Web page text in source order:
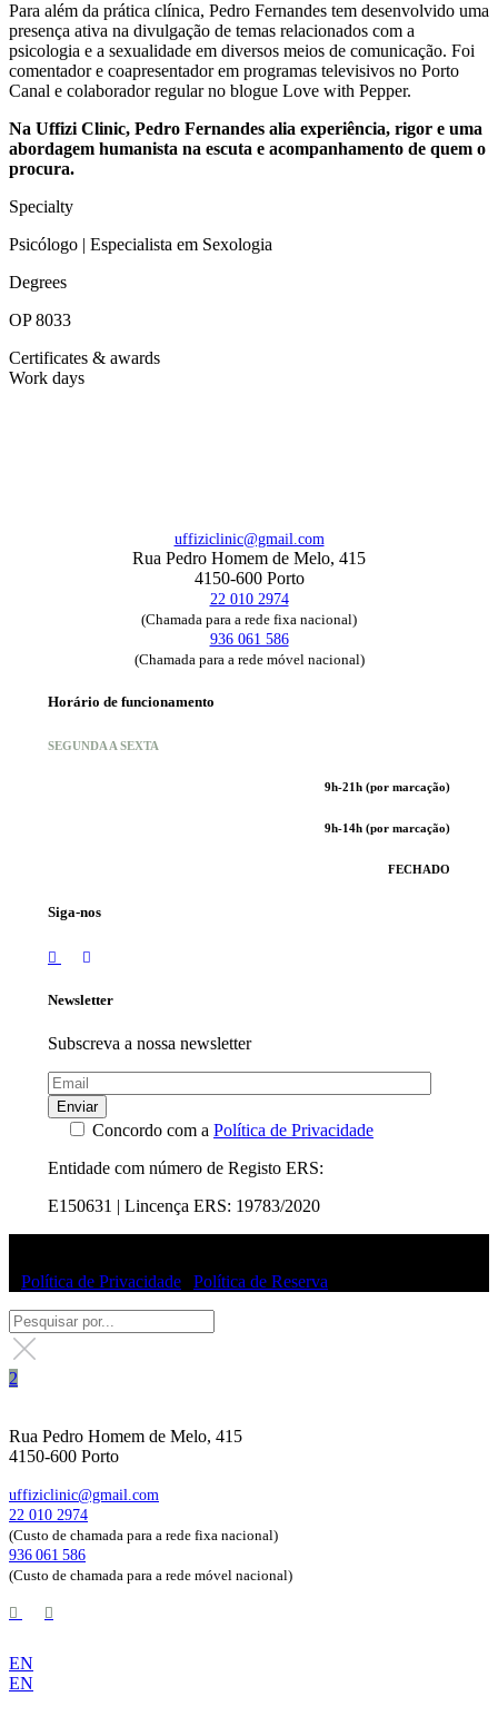
Para além da prática clínica, Pedro Fernandes tem desenvolvido uma
presença ativa na divulgação de temas relacionados com a
psicologia e a sexualidade em diversos meios de comunicação. Foi
comentador e coapresentador em programas televisivos no Porto
Canal e colaborador regular no blogue Love with Pepper.
Na Uffizi Clinic, Pedro Fernandes alia experiência, rigor e uma
abordagem humanista na escuta e acompanhamento de quem o
procura.
Specialty
Psicólogo | Especialista em Sexologia
Degrees
OP 8033
Certificates & awards
Work days
uffiziclinic@gmail.com
Rua Pedro Homem de Melo, 415
4150-600 Porto
22 010 2974
(Chamada para a rede fixa nacional)
936 061 586
(Chamada para a rede móvel nacional)
Horário de funcionamento
SEGUNDA A SEXTA
9h-21h (por marcação)
9h-14h (por marcação)
FECHADO
Siga-nos
Newsletter
Subscreva a nossa newsletter
Enviar
Concordo com a Política de Privacidade
Entidade com número de Registo ERS:
E150631 | Lincença ERS: 19783/2020
Política de Privacidade Política de Reserva
Rua Pedro Homem de Melo, 415
4150-600 Porto
uffiziclinic@gmail.com
22 010 2974
(Custo de chamada para a rede fixa nacional)
936 061 586
(Custo de chamada para a rede móvel nacional)
EN
EN